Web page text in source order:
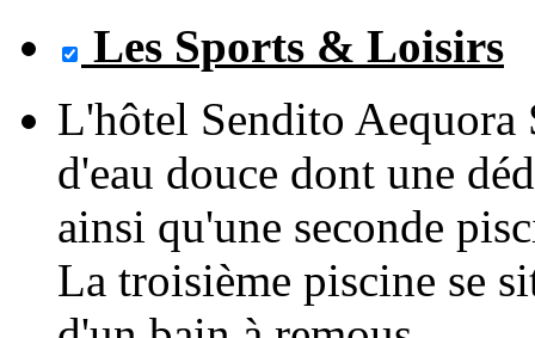
Les Sports & Loisirs
L'hôtel Sendito Aequora
d'eau douce dont une
ainsi qu'une seconde
La troisième piscine se